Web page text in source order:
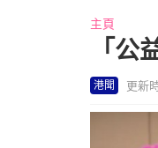
主頁
「公
港聞 更新